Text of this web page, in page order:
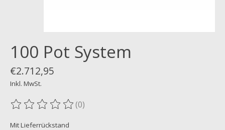
100 Pot System
€2.712,95
Inkl. MwSt.
Die Bewertung dieses Produkts ist
(0)
Mit Lieferrückstand